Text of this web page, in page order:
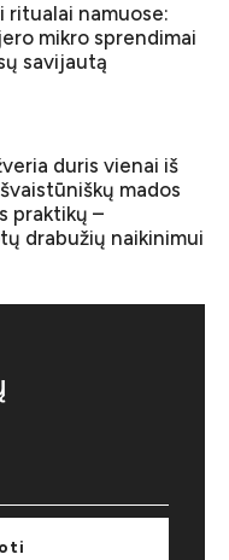
ritualai namuose:
mikro sprendimai
savijautą
duris vienai iš
mados
praktikų –
drabužių naikinimui